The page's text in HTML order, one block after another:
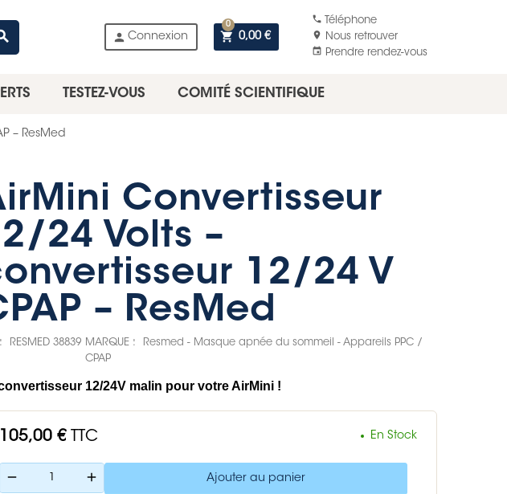
person Connexion shopping_cart 0,00 €
0
phone Téléphone
location_on
Nous retrouver
event
Prendre rendez-vous
TESTEZ-VOUS COMITÉ SCIENTIFIQUE
– ResMed
Convertisseur
24 Volts –
12/24 V
– ResMed
RESMED 38839 MARQUE :
Resmed - Masque apnée du sommeil - Appareils PPC /
CPAP
12/24V malin pour votre AirMini !
105,00 € TTC En Stock
remove add Ajouter au panier